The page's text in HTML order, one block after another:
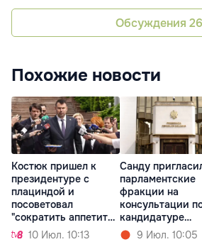
Обсуждения 26
Похожие новости
Костюк пришел к
президентуре с
плациндой и
посоветовал
"сократить аппетит
чиновников"
10 Июл. 10:13
Санду
парламентские
фракции на
консультации
кандидатуре
премьера
9 Июл. 10:05